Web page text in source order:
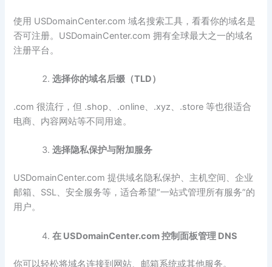
使用 USDomainCenter.com 域名搜索工具，看看你的域名是
否可注册。USDomainCenter.com 拥有全球最大之一的域名
注册平台。
选择你的域名后缀（TLD）
.com 很流行，但 .shop、.online、.xyz、.store 等也很适合
电商、内容网站等不同用途。
选择隐私保护与附加服务
USDomainCenter.com 提供域名隐私保护、主机空间、企业
邮箱、SSL、安全服务等，适合希望“一站式管理所有服务”的
用户。
在 USDomainCenter.com控制面板管理 DNS
你可以轻松将域名连接到网站、邮箱系统或其他服务。